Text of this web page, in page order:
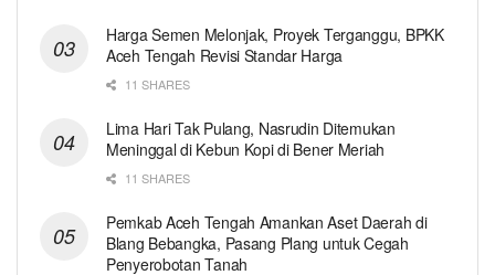
Harga Semen Melonjak, Proyek Terganggu, BPKK
Aceh Tengah Revisi Standar Harga
11 SHARES
Lima Hari Tak Pulang, Nasrudin Ditemukan
Meninggal di Kebun Kopi di Bener Meriah
11 SHARES
Pemkab Aceh Tengah Amankan Aset Daerah di
Blang Bebangka, Pasang Plang untuk Cegah
Penyerobotan Tanah